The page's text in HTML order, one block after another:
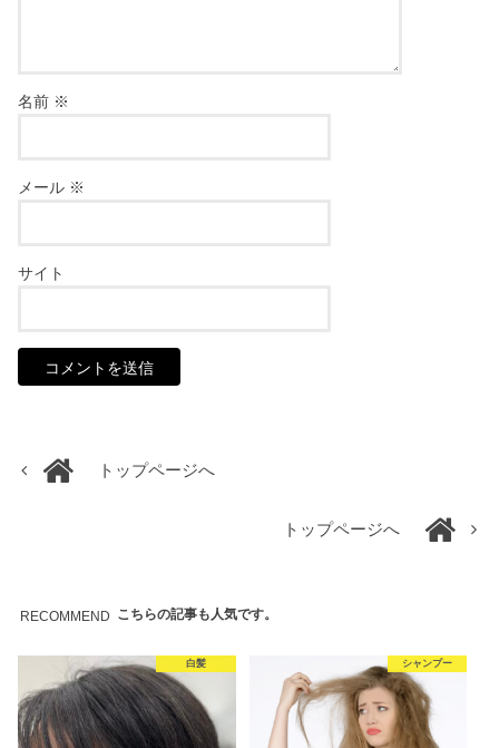
名前 ※
メール ※
サイト
トップページへ
トップページへ
RECOMMEND こちらの記事も人気です。
白髪 シャンプー